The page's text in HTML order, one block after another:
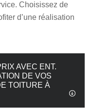
Choisissez de
d’une réalisation
AVEC ENT.
DE VOS
TOITURE À